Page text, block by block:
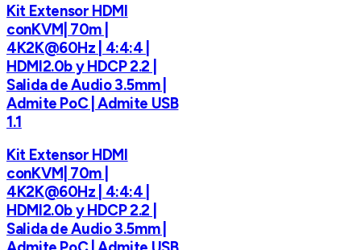
Kit Extensor HDMI
conKVM| 70m |
4K2K@60Hz | 4:4:4 |
HDMI2.0b y HDCP 2.2 |
Salida de Audio 3.5mm |
Admite PoC | Admite USB
1.1
Kit Extensor HDMI
conKVM| 70m |
4K2K@60Hz | 4:4:4 |
HDMI2.0b y HDCP 2.2 |
Salida de Audio 3.5mm |